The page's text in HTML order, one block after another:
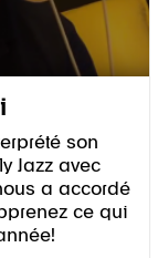
son
Jazz avec
a accordé
ce qui